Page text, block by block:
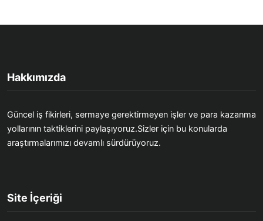
Hakkımızda
Güncel iş fikirleri, sermaye gerektirmeyen işler ve para kazanma
yollarının taktiklerini paylaşıyoruz.Sizler için bu konularda
araştırmalarımızı devamlı sürdürüyoruz.
Site İçeriği